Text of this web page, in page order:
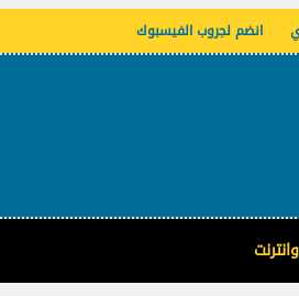
انضم لجروب الفيسبوك